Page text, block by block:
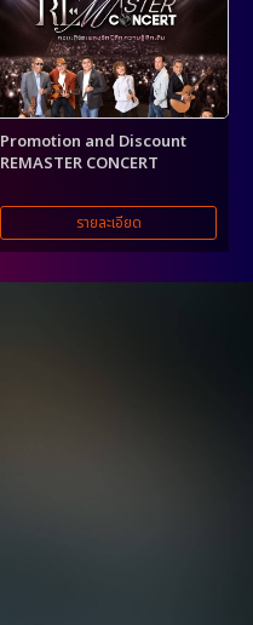
Promotion and Discount
REMASTER CONCERT
รายละเอียด